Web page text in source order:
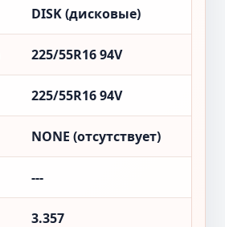
DISK (дисковые)
225/55R16 94V
225/55R16 94V
NONE (отсутствует)
---
3.357